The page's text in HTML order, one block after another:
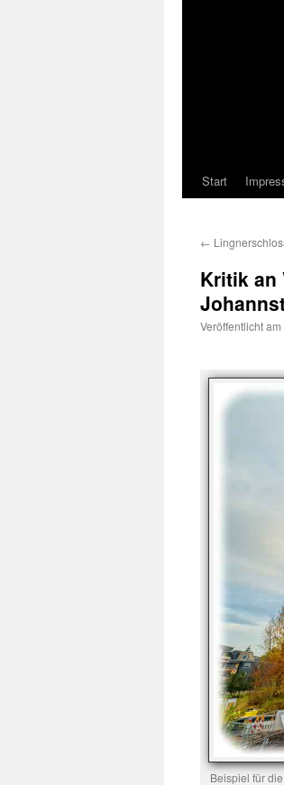
Start
←
Kritik an
Veröffentlicht am
Beispiel für